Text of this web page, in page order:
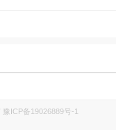
豫ICP备19026889号-1